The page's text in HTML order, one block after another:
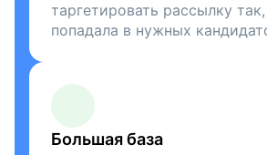
таргетировать рассылку
попадала в нужных
Большая база